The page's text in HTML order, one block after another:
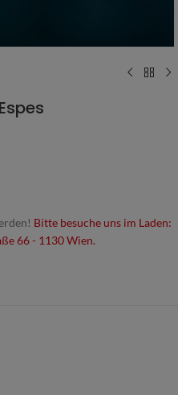
Bitte besuche uns im Laden:
66 - 1130 Wien.